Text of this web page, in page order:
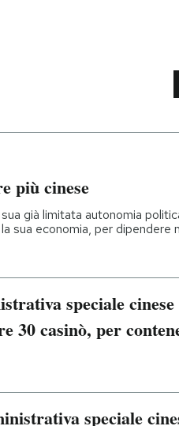
più cinese
già limitata autonomia
sua economia, per dipendere
speciale
30 casinò, per
speciale